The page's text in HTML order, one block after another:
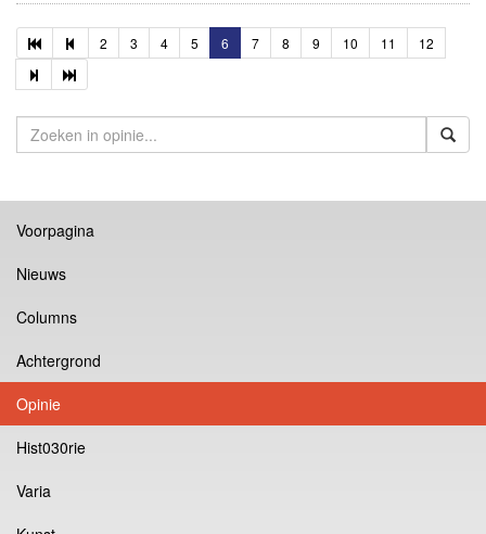
2 3 4 5 6 7 8 9 10 11 12
Voorpagina
Nieuws
Columns
Achtergrond
Opinie
Hist030rie
Varia